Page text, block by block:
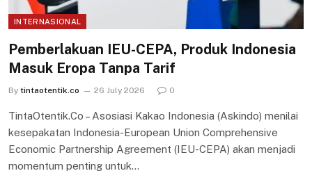
INTERNASIONAL
Pemberlakuan IEU-CEPA, Produk Indonesia
Masuk Eropa Tanpa Tarif
By tintaotentik.co 26 July 2026 0
TintaOtentik.Co – Asosiasi Kakao Indonesia (Askindo) menilai
kesepakatan Indonesia-European Union Comprehensive
Economic Partnership Agreement (IEU-CEPA) akan menjadi
momentum penting untuk…